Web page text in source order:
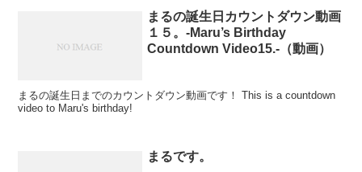
まるの誕生日カウントダウン動画
１５。-Maru’s Birthday
Countdown Video15.-（動画）
まるの誕生日までのカウントダウン動画です！ This is a countdown
video to Maru's birthday!
まるです。